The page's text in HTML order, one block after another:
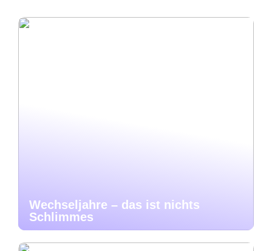
Wechseljahre – das ist nichts
Schlimmes